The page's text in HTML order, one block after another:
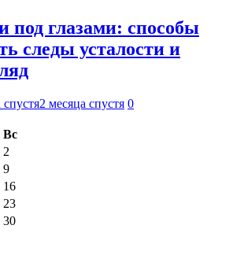
под глазами: способы
следы усталости и
спустя2 месяца спустя 0
Вс
2
9
16
23
30